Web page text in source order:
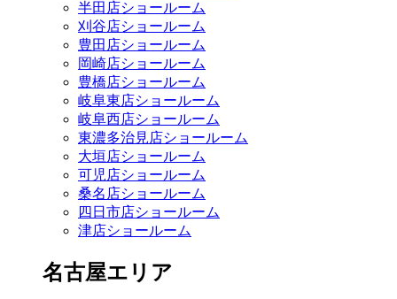
半田店ショールーム
刈谷店ショールーム
豊田店ショールーム
岡崎店ショールーム
豊橋店ショールーム
岐阜東店ショールーム
岐阜西店ショールーム
東濃多治見店ショールーム
大垣店ショールーム
可児店ショールーム
桑名店ショールーム
四日市店ショールーム
津店ショールーム
名古屋エリア